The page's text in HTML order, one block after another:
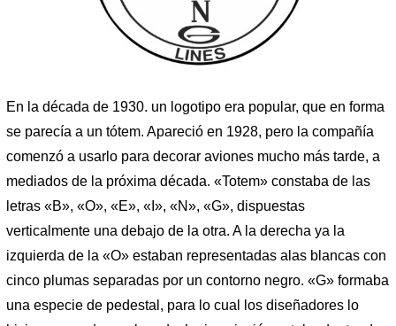
En la década de 1930. un logotipo era popular, que en forma
se parecía a un tótem. Apareció en 1928, pero la compañía
comenzó a usarlo para decorar aviones mucho más tarde, a
mediados de la próxima década. «Totem» constaba de las
letras «B», «O», «E», «I», «N», «G», dispuestas
verticalmente una debajo de la otra. A la derecha ya la
izquierda de la «O» estaban representadas alas blancas con
cinco plumas separadas por un contorno negro. «G» formaba
una especie de pedestal, para lo cual los diseñadores lo